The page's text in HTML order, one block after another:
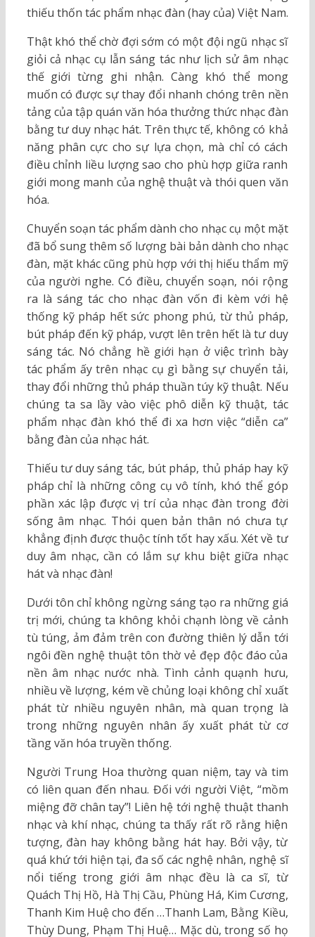
thiếu thốn tác phẩm nhạc đàn (hay của) Việt Nam.
Thật khó thể chờ đợi sớm có một đội ngũ nhạc sĩ
giỏi cả nhạc cụ lẫn sáng tác như lịch sử âm nhạc
thế giới từng ghi nhận. Càng khó thể mong
muốn có được sự thay đổi nhanh chóng trên nền
tảng của tập quán văn hóa thưởng thức nhạc đàn
bằng tư duy nhạc hát. Trên thực tế, không có khả
năng phân cực cho sự lựa chọn, mà chỉ có cách
điều chỉnh liều lượng sao cho phù hợp giữa ranh
giới mong manh của nghệ thuật và thói quen văn
hóa.
Chuyển soạn tác phẩm dành cho nhạc cụ một mặt
đã bổ sung thêm số lượng bài bản dành cho nhạc
đàn, mặt khác cũng phù hợp với thị hiếu thẩm mỹ
của người nghe. Có điều, chuyển soạn, nói rộng
ra là sáng tác cho nhạc đàn vốn đi kèm với hệ
thống kỹ pháp hết sức phong phú, từ thủ pháp,
bút pháp đến kỹ pháp, vượt lên trên hết là tư duy
sáng tác. Nó chẳng hề giới hạn ở việc trình bày
tác phẩm ấy trên nhạc cụ gì bằng sự chuyển tải,
thay đổi những thủ pháp thuần túy kỹ thuật. Nếu
chúng ta sa lầy vào việc phô diễn kỹ thuật, tác
phẩm nhạc đàn khó thể đi xa hơn việc “diễn ca”
bằng đàn của nhạc hát.
Thiếu tư duy sáng tác, bút pháp, thủ pháp hay kỹ
pháp chỉ là những công cụ vô tính, khó thể góp
phần xác lập được vị trí của nhạc đàn trong đời
sống âm nhạc. Thói quen bản thân nó chưa tự
khẳng định được thuộc tính tốt hay xấu. Xét về tư
duy âm nhạc, cần có lắm sự khu biệt giữa nhạc
hát và nhạc đàn!
Dưới tôn chỉ không ngừng sáng tạo ra những giá
trị mới, chúng ta không khỏi chạnh lòng về cảnh
tù túng, ảm đảm trên con đường thiên lý dẫn tới
ngôi đền nghệ thuật tôn thờ vẻ đẹp độc đáo của
nền âm nhạc nước nhà. Tình cảnh quạnh hưu,
nhiều về lượng, kém về chủng loại không chỉ xuất
phát từ nhiều nguyên nhân, mà quan trọng là
trong những nguyên nhân ấy xuất phát từ cơ
tầng văn hóa truyền thống.
Người Trung Hoa thường quan niệm, tay và tim
có liên quan đến nhau. Đối với người Việt, “mồm
miệng đỡ chân tay”! Liên hệ tới nghệ thuật thanh
nhạc và khí nhạc, chúng ta thấy rất rõ rằng hiện
tượng, đàn hay không bằng hát hay. Bởi vậy, từ
quá khứ tới hiện tại, đa số các nghệ nhân, nghệ sĩ
nổi tiếng trong giới âm nhạc đều là ca sĩ, từ
Quách Thị Hồ, Hà Thị Cầu, Phùng Há, Kim Cương,
Thanh Kim Huệ cho đến …Thanh Lam, Bằng Kiều,
Thùy Dung, Phạm Thị Huệ… Mặc dù, trong số họ